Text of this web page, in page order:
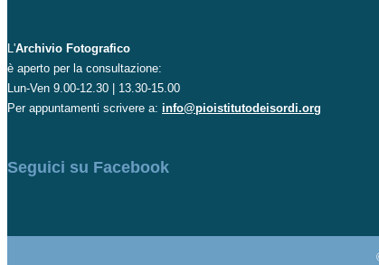
L'Archivio Fotografico
è aperto per la consultazione:
Lun-Ven 9.00-12.30 | 13.30-15.00
Per appuntamenti scrivere a: info@pioistitutodeisordi.org
Seguici su Facebook